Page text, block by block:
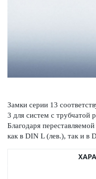
Замки серии 13
3 для систем с
Благодаря
как в DIN L (лев.), так и в